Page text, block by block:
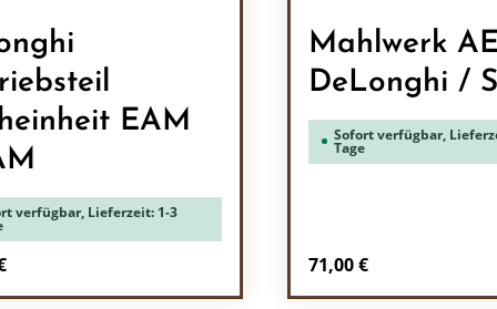
EAM
verfügbar, Lieferzeit: 1-3
Preis:
Mahlwerk
DeLonghi /
Sofort verfügbar,
Tage
Regulärer Preis:
71,00 €